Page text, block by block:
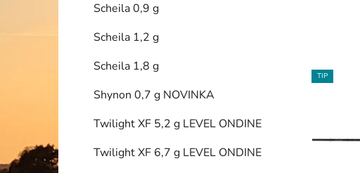
Scheila 0,9 g
Scheila 1,2 g
Scheila 1,8 g
Shynon 0,7 g NOVINKA
Twilight XF 5,2 g LEVEL ONDINE
Twilight XF 6,7 g LEVEL ONDINE
TIP